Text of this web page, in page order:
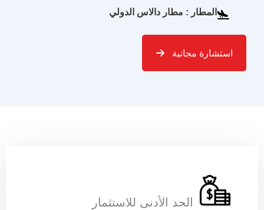
المطار : مطار دالاس الدولي
استشارة مجانية
الحد الأدنى للاستثمار